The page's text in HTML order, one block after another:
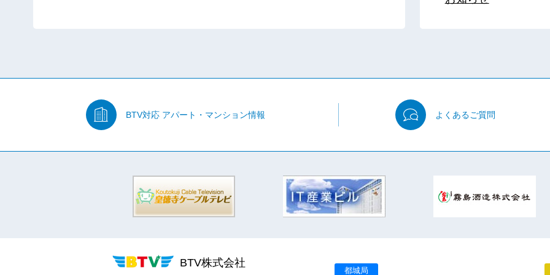
BTV対応 アパート・マンション情報 よくあるご質問
BTV株式会社
都城局